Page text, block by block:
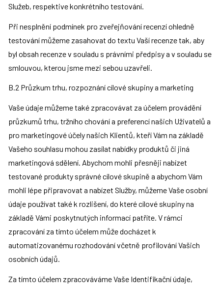
Služeb, respektive konkrétního testování.
Při nesplnění podmínek pro zveřejňování recenzí ohledně
testování můžeme zasahovat do textu Vaší recenze tak, aby
byl obsah recenze v souladu s právními předpisy a v souladu se
smlouvou, kterou jsme mezi sebou uzavřeli.
B.2 Průzkum trhu, rozpoznání cílové skupiny a marketing
Vaše údaje můžeme také zpracovávat za účelem provádění
průzkumů trhu, tržního chování a preferencí našich Uživatelů a
pro marketingové účely našich Klientů, kteří Vám na základě
Vašeho souhlasu mohou zasílat nabídky produktů či jiná
marketingová sdělení. Abychom mohli přesněji nabízet
testované produkty správné cílové skupině a abychom Vám
mohli lépe připravovat a nabízet Služby, můžeme Vaše osobní
údaje používat také k rozlišení, do které cílové skupiny na
základě Vámi poskytnutých informací patříte. V rámci
zpracování za tímto účelem může docházet k
automatizovanému rozhodování včetně profilování Vašich
osobních údajů.
Za tímto účelem zpracováváme Vaše Identifikační údaje,